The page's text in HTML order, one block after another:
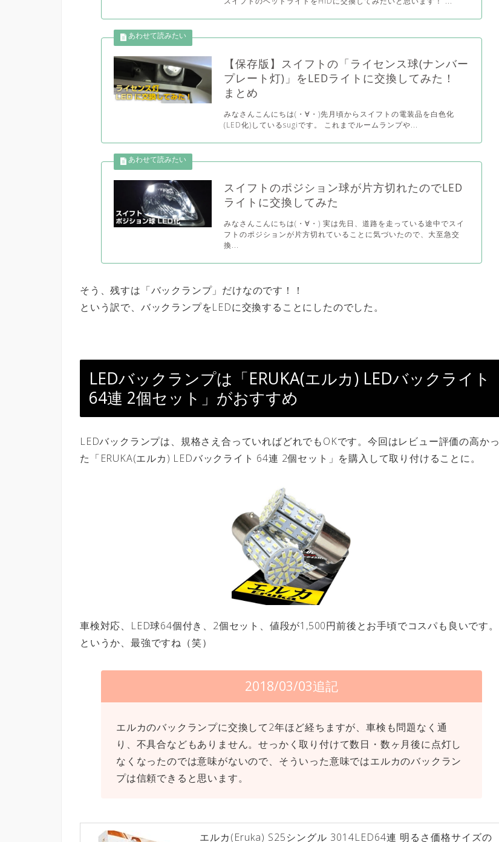
【保存版】スイフトの「ライセンス球(ナンバー
プレート灯)」をLEDライトに交換してみた！
まとめ
みなさんこんにちは(・∀・)先月頃からスイフトの電装品を白色化
(LED化)しているsugiです。 これまでルームランプや...
スイフトのポジション球が片方切れたのでLED
ライトに交換してみた
みなさんこんにちは(・∀・) 実は先日、道路を走っている途中でスイ
フトのポジションが片方切れていることに気づいたので、大至急交
換...
そう、残すは「バックランプ」だけなのです！！
という訳で、バックランプをLEDに交換することにしたのでした。
LEDバックランプは「ERUKA(エルカ) LEDバックライト
64連 2個セット」がおすすめ
LEDバックランプは、規格さえ合っていればどれでもOKです。今回はレビュー評価の高かっ
た「ERUKA(エルカ) LEDバックライト 64連 2個セット」を購入して取り付けることに。
車検対応、LED球64個付き、2個セット、値段が1,500円前後とお手頃でコスパも良いです。
というか、最強ですね（笑）
2018/03/03追記
エルカのバックランプに交換して2年ほど経ちますが、車検も問題なく通
り、不具合などもありません。せっかく取り付けて数日・数ヶ月後に点灯し
なくなったのでは意味がないので、そういった意味ではエルカのバックラン
プは信頼できると思います。
エルカ(Eruka) S25シングル 3014LED64連 明るさ価格サイズの